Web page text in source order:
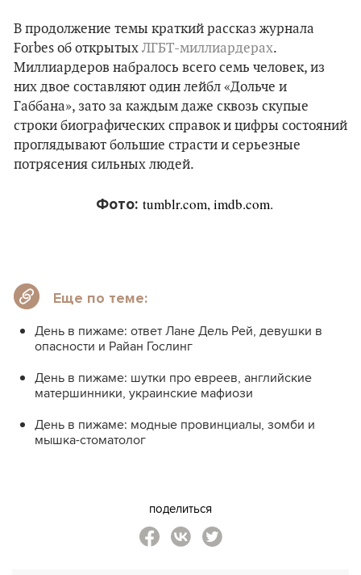
В продолжение темы краткий рассказ журнала
Forbes об открытых ЛГБТ-миллиардерах.
Миллиардеров набралось всего семь человек, из
них двое составляют один лейбл «Дольче и
Габбана», зато за каждым даже сквозь скупые
строки биографических справок и цифры состояний
проглядывают большие страсти и серьезные
потрясения сильных людей.
Фото: tumblr.com, imdb.com.
Еще по теме:
День в пижаме: ответ Лане Дель Рей, девушки в
опасности и Райан Гослинг
День в пижаме: шутки про евреев, английские
матершинники, украинские мафиози
День в пижаме: модные провинциалы, зомби и
мышка-стоматолог
поделиться